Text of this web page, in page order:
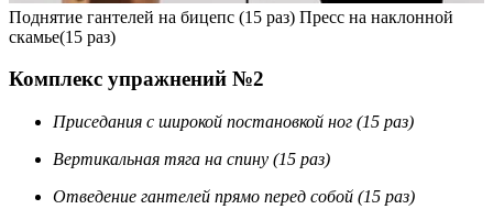
Поднятие гантелей на бицепс (15 раз) Пресс на наклонной
скамье(15 раз)
Комплекс упражнений №2
Приседания с широкой постановкой ног (15 раз)
Вертикальная тяга на спину (15 раз)
Отведение гантелей прямо перед собой (15 раз)